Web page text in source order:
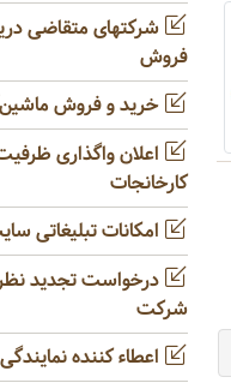
شرکتهای متقاضی
فروش
خرید و فروش
اعلان واگذاری
کارخانجات
امکانات تبلیغاتی
درخواست تجدید
شرکت
اعطاء کننده